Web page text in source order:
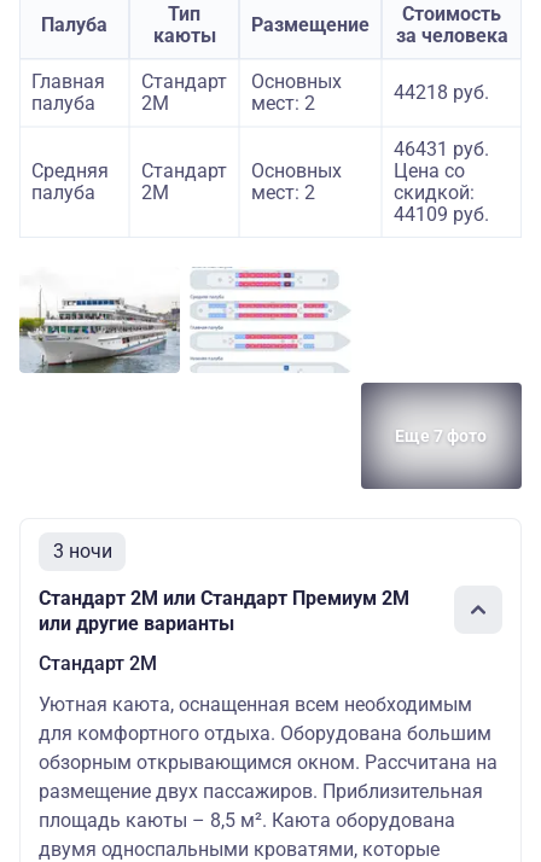
Палуба
Тип
каюты
Размещение
Стоимость
за человека
Главная
палуба
Стандарт
2M
Основных
мест: 2
44218 руб.
Средняя
палуба
Стандарт
2M
Основных
мест: 2
46431 руб.
Цена со
скидкой:
44109 руб.
Еще 7 фото
3 ночи
Стандарт 2M или Стандарт Премиум 2М
или другие варианты
Стандарт 2M
Уютная каюта, оснащенная всем необходимым
для комфортного отдыха. Оборудована большим
обзорным открывающимся окном. Рассчитана на
размещение двух пассажиров. Приблизительная
площадь каюты – 8,5 м². Каюта оборудована
двумя односпальными кроватями, которые